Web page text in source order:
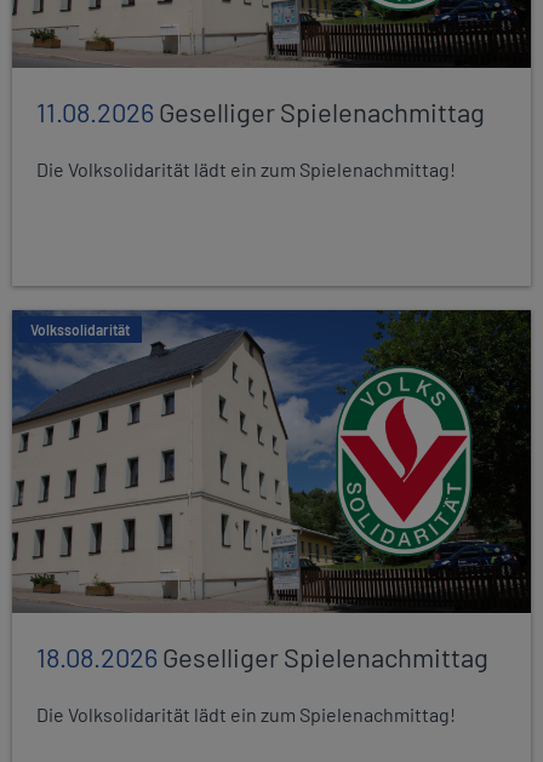
11.08.2026Geselliger Spielenachmittag
Die Volksolidarität lädt ein zum Spielenachmittag!
Volkssolidarität
18.08.2026Geselliger Spielenachmittag
Die Volksolidarität lädt ein zum Spielenachmittag!